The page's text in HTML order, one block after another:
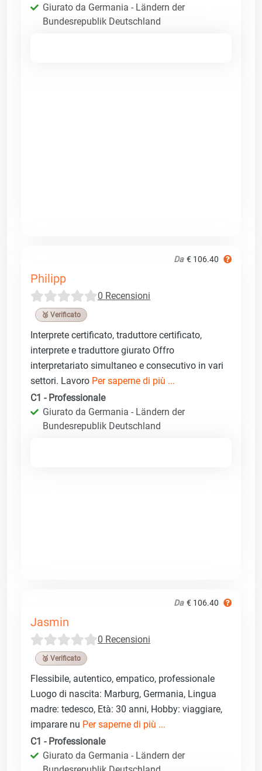
Giurato da Germania - Ländern der
Bundesrepublik Deutschland
Da € 106.40
Philipp
0 Recensioni
🥉 Verificato
Interprete certificato, traduttore certificato,
interprete e traduttore giurato Offro
interpretariato simultaneo e consecutivo in vari
settori. Lavoro Per saperne di più ...
C1 - Professionale
Giurato da Germania - Ländern der
Bundesrepublik Deutschland
Da € 106.40
Jasmin
0 Recensioni
🥉 Verificato
Flessibile, autentico, empatico, professionale
Luogo di nascita: Marburg, Germania, Lingua
madre: tedesco, Età: 30 anni, Hobby: viaggiare,
imparare nu Per saperne di più ...
C1 - Professionale
Giurato da Germania - Ländern der